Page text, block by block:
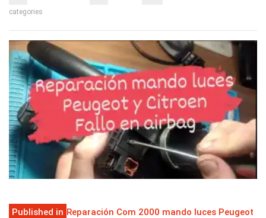
categories
Published in Reparación Com 2000 mando luces Peugeot